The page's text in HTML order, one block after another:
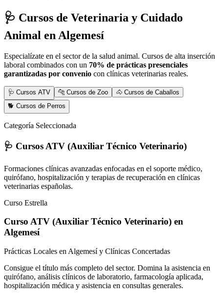
🩺 Cursos de Veterinaria y Cuidado
Animal en Algemesí
Especialízate en el sector de la salud animal. Cursos de alta inserción
laboral combinados con un 70% de prácticas presenciales
garantizadas por convenio con clínicas veterinarias reales.
🩺 Cursos ATV 🐆 Cursos de Zoo
🐴 Cursos de Caballos
🐕 Cursos de Perros
Categoría Seleccionada
🩺 Cursos ATV (Auxiliar Técnico Veterinario)
Formaciones clínicas avanzadas enfocadas en el soporte médico,
quirófano, hospitalización y terapias de recuperación en clínicas
veterinarias españolas.
Curso Estrella
Curso ATV (Auxiliar Técnico Veterinario) en
Algemesí
Prácticas Locales en Algemesí y Clínicas Concertadas
Consigue el título más completo del sector. Domina la asistencia en
quirófano, análisis clínicos de laboratorio, farmacología aplicada,
hospitalización médica y asistencia en consultas generales.